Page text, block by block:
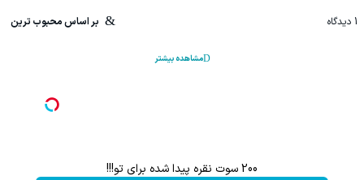
1 دیدگاه بر اساس محبوب ترین
مشاهده بیشتر
200 سوت نقره پیدا شده برای تو!!!